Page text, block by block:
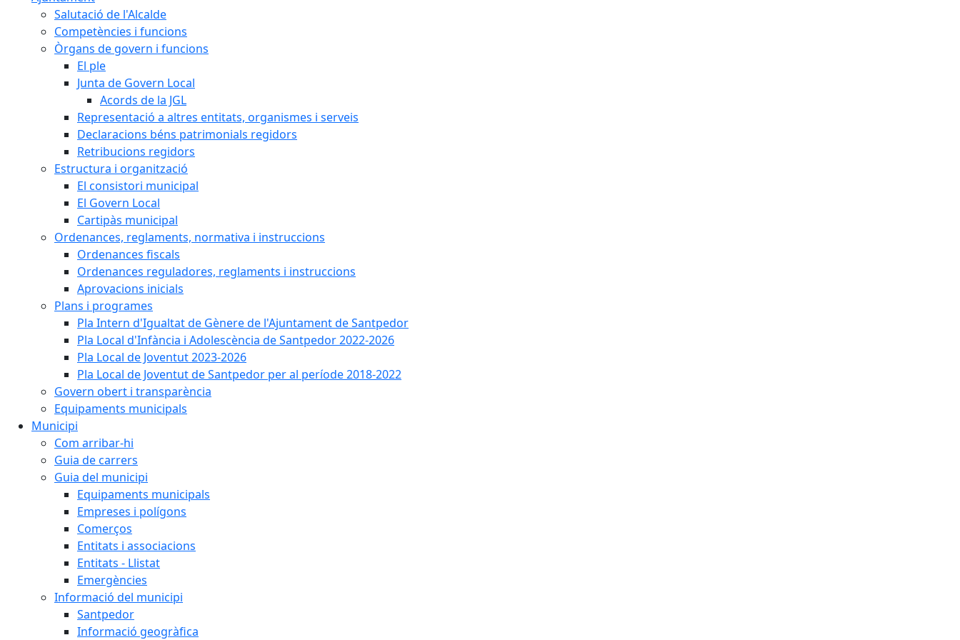
Salutació de l'Alcalde
Competències i funcions
Òrgans de govern i funcions
El ple
Junta de Govern Local
Acords de la JGL
Representació a altres entitats, organismes i serveis
Declaracions béns patrimonials regidors
Retribucions regidors
Estructura i organització
El consistori municipal
El Govern Local
Cartipàs municipal
Ordenances, reglaments, normativa i instruccions
Ordenances fiscals
Ordenances reguladores, reglaments i instruccions
Aprovacions inicials
Plans i programes
Pla Intern d'Igualtat de Gènere de l'Ajuntament de Santpedor
Pla Local d'Infància i Adolescència de Santpedor 2022-2026
Pla Local de Joventut 2023-2026
Pla Local de Joventut de Santpedor per al període 2018-2022
Govern obert i transparència
Equipaments municipals
Municipi
Com arribar-hi
Guia de carrers
Guia del municipi
Equipaments municipals
Empreses i polígons
Comerços
Entitats i associacions
Entitats - Llistat
Emergències
Informació del municipi
Santpedor
Informació geogràfica